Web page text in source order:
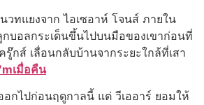
วทแยงจาก ไอเซอาห์ โจนส์ ภายใน
กบอลกระเด็นขึ้นไปบนมือของเขาก่อนที่
กส์ เลื่อนกลับบ้านจากระยะใกล้ที่เสา
เมื่อคืน
อกไปก่อนฤดูกาลนี้ แต่ วีเออาร์ ยอมให้